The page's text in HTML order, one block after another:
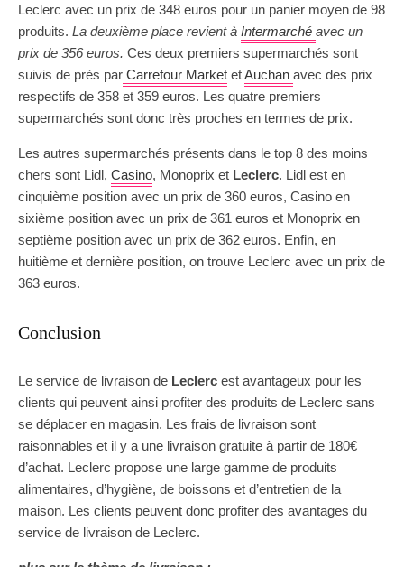
Leclerc avec un prix de 348 euros pour un panier moyen de 98
produits. La deuxième place revient à Intermarché avec un
prix de 356 euros. Ces deux premiers supermarchés sont
suivis de près par Carrefour Market etAuchan avec des prix
respectifs de 358 et 359 euros. Les quatre premiers
supermarchés sont donc très proches en termes de prix.
Les autres supermarchés présents dans le top 8 des moins
chers sont Lidl, Casino, Monoprix et Leclerc. Lidl est en
cinquième position avec un prix de 360 euros, Casino en
sixième position avec un prix de 361 euros et Monoprix en
septième position avec un prix de 362 euros. Enfin, en
huitième et dernière position, on trouve Leclerc avec un prix de
363 euros.
Conclusion
Le service de livraison de Leclerc est avantageux pour les
clients qui peuvent ainsi profiter des produits de Leclerc sans
se déplacer en magasin. Les frais de livraison sont
raisonnables et il y a une livraison gratuite à partir de 180€
d’achat. Leclerc propose une large gamme de produits
alimentaires, d’hygiène, de boissons et d’entretien de la
maison. Les clients peuvent donc profiter des avantages du
service de livraison de Leclerc.